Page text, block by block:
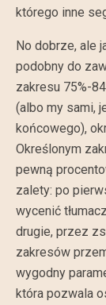
którego inne
No dobrze, ale
podobny do
zakresu 75%-
(albo my sami,
końcowego),
Określonym
pewną
zalety: po
wycenić
drugie, przez
zakresów
wygodny
która pozwala